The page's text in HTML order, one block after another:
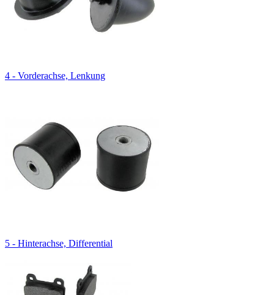
4 - Vorderachse, Lenkung
5 - Hinterachse, Differential